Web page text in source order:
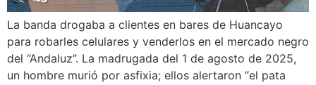
La banda drogaba a clientes en bares de Huancayo
para robarles celulares y venderlos en el mercado negro
del “Andaluz”. La madrugada del 1 de agosto de 2025,
un hombre murió por asfixia; ellos alertaron “el pata